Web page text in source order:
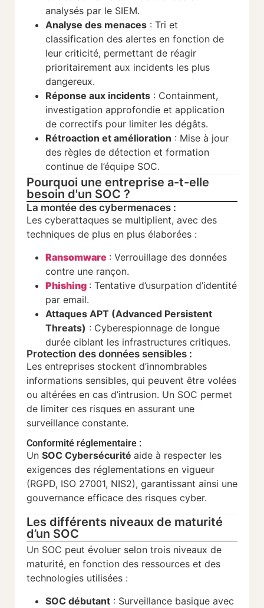
analysés par le SIEM.
Analyse des menaces : Tri et
classification des alertes en fonction de
leur criticité, permettant de réagir
prioritairement aux incidents les plus
dangereux.
Réponse aux incidents : Containment,
investigation approfondie et application
de correctifs pour limiter les dégâts.
Rétroaction et amélioration : Mise à jour
des règles de détection et formation
continue de l’équipe SOC.
Pourquoi une entreprise a-t-elle
besoin d'un SOC ?
La montée des cybermenaces :
Les cyberattaques se multiplient, avec des
techniques de plus en plus élaborées :
Ransomware : Verrouillage des données
contre une rançon.
Phishing : Tentative d’usurpation d’identité
par email.
Attaques APT (Advanced Persistent
Threats) : Cyberespionnage de longue
durée ciblant les infrastructures critiques.
Protection des données sensibles :
Les entreprises stockent d’innombrables
informations sensibles, qui peuvent être volées
ou altérées en cas d’intrusion. Un SOC permet
de limiter ces risques en assurant une
surveillance constante.
Conformité réglementaire :
Un SOC Cybersécurité aide à respecter les
exigences des réglementations en vigueur
(RGPD, ISO 27001, NIS2), garantissant ainsi une
gouvernance efficace des risques cyber.
Les différents niveaux de maturité
d’un SOC
Un SOC peut évoluer selon trois niveaux de
maturité, en fonction des ressources et des
technologies utilisées :
SOC débutant : Surveillance basique avec